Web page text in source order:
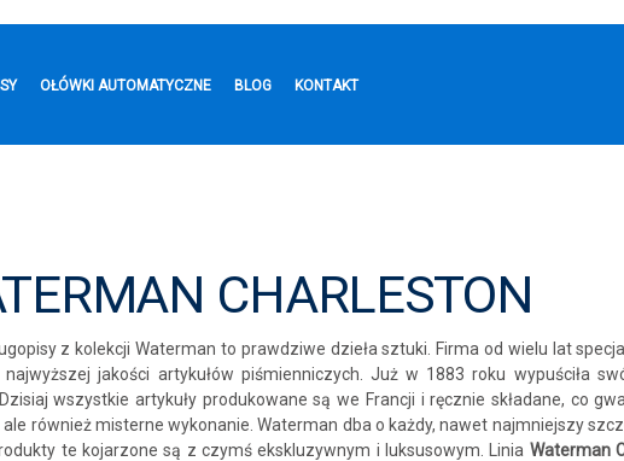
OŁÓWKI AUTOMATYCZNE BLOG KONTAKT
CHARLESTON
z kolekcji Waterman to prawdziwe dzieła sztuki. Firma od wielu lat
najwyższej jakości artykułów piśmienniczych. Już w 1883 roku wypuściła
wszystkie artykuły produkowane są we Francji i ręcznie składane, co
ale również misterne wykonanie. Waterman dba o każdy, nawet najmniejszy
te kojarzone są z czymś ekskluzywnym i luksusowym. Linia Waterman